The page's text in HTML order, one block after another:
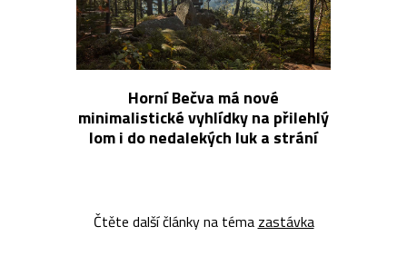
Horní Bečva má nové
minimalistické vyhlídky na přilehlý
lom i do nedalekých luk a strání
Čtěte další články na téma zastávka